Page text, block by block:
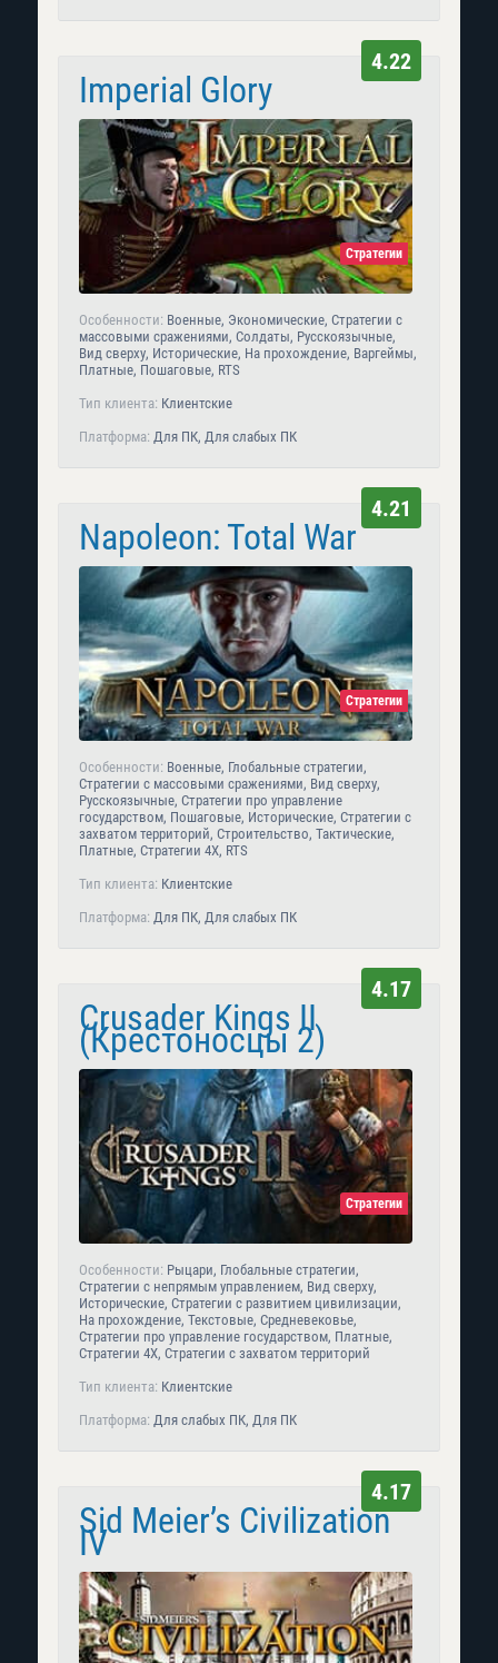
Imperial Glory
4.22
Стратегии
Особенности: Военные, Экономические, Стратегии с
массовыми сражениями, Солдаты, Русскоязычные,
Вид сверху, Исторические, На прохождение, Варгеймы,
Платные, Пошаговые, RTS
Тип клиента: Клиентские
Платформа: Для ПК, Для слабых ПК
Napoleon: Total War
4.21
Стратегии
Особенности: Военные, Глобальные стратегии,
Стратегии с массовыми сражениями, Вид сверху,
Русскоязычные, Стратегии про управление
государством, Пошаговые, Исторические, Стратегии с
захватом территорий, Строительство, Тактические,
Платные, Стратегии 4X, RTS
Тип клиента: Клиентские
Платформа: Для ПК, Для слабых ПК
Crusader Kings II
(Крестоносцы 2)
4.17
Стратегии
Особенности: Рыцари, Глобальные стратегии,
Стратегии с непрямым управлением, Вид сверху,
Исторические, Стратегии с развитием цивилизации,
На прохождение, Текстовые, Средневековье,
Стратегии про управление государством, Платные,
Стратегии 4X, Стратегии с захватом территорий
Тип клиента: Клиентские
Платформа: Для слабых ПК, Для ПК
Sid Meier’s Civilization
IV
4.17